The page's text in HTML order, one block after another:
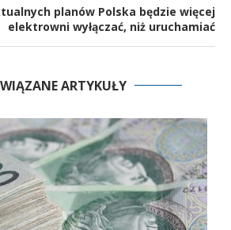
planów Polska będzie więcej
elektrowni wyłączać, niż uruchamiać
ARTYKUŁY